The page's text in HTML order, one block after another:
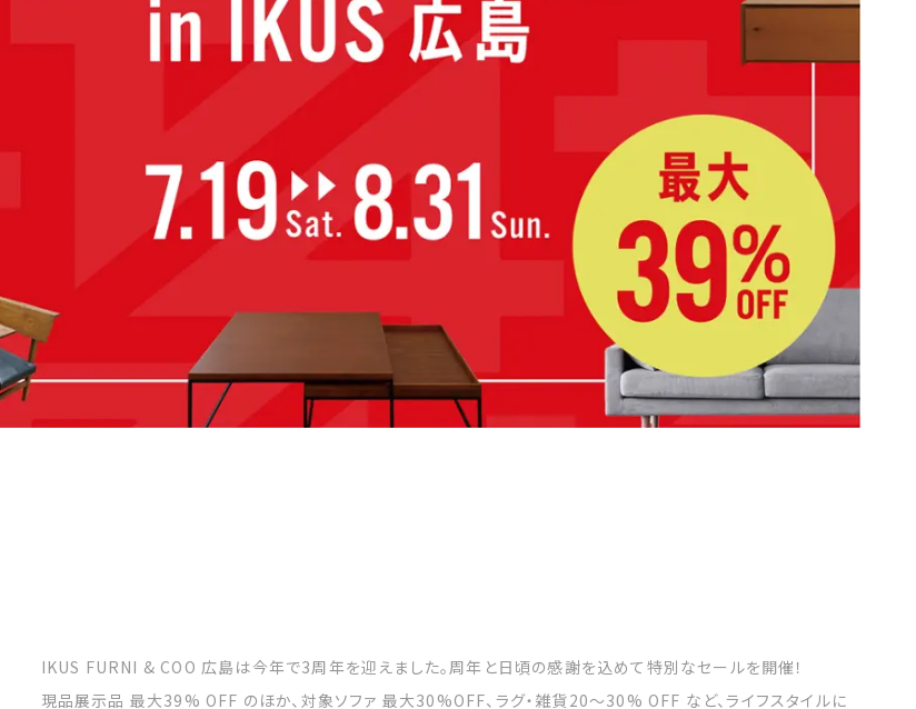
IKUS FURNI & COO 広島は今年で3周年を迎えました。周年と日頃の感謝を込めて特別なセールを開催！
現品展示品 最大39% OFF のほか、対象ソファ 最大30%OFF、ラグ・雑貨20～30% OFF など、ライフスタイルに